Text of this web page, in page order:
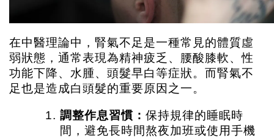
在中醫理論中，腎氣不足是一種常見的體質虛
弱狀態，通常表現為精神疲乏、腰酸膝軟、性
功能下降、水腫、頭髮早白等症狀。而腎氣不
足也是造成白頭髮的重要原因之一。
調整作息習慣： 保持規律的睡眠時
間，避免長時間熬夜加班或使用手機